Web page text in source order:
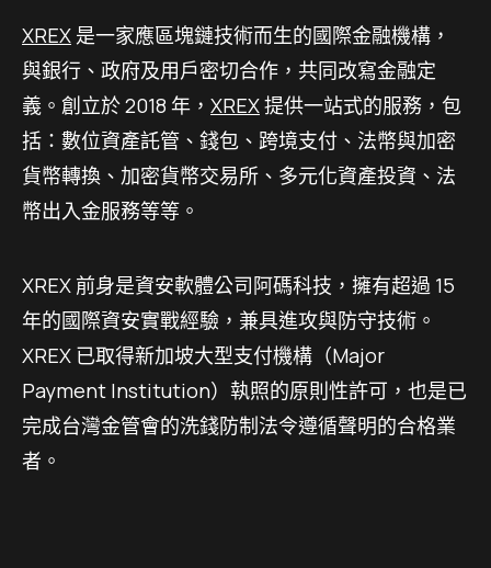
XREX 是一家應區塊鏈技術而生的國際金融機構，
與銀行、政府及用戶密切合作，共同改寫金融定
義。創立於 2018 年， XREX提供一站式的服務，包
括：數位資產託管、錢包、跨境支付、法幣與加密
貨幣轉換、加密貨幣交易所、多元化資產投資、法
幣出入金服務等等。
XREX 前身是資安軟體公司阿碼科技，擁有超過 15
年的國際資安實戰經驗，兼具進攻與防守技術。
XREX 已取得新加坡大型支付機構（Major
Payment Institution）執照的原則性許可，也是已
完成台灣金管會的洗錢防制法令遵循聲明的合格業
者。